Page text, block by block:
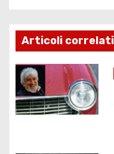
g
a
z
i
Articoli correlati